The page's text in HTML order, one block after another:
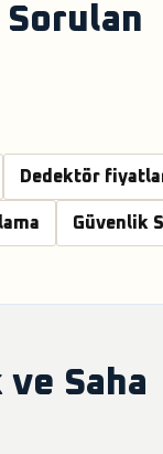
Sorulan
Dedektör
Güvenlik
Saha